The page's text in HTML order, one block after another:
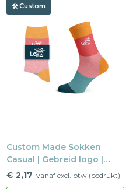
Outdoor en vrije tijd
Gereedschap en
Snoepgoed
Home en living
Kantoorartikelen
Gadgets
Custom
Custom Made Sokken
Casual | Gebreid logo |
Eigen ontwerp
€ 2,17 vanaf excl. btw (bedrukt)